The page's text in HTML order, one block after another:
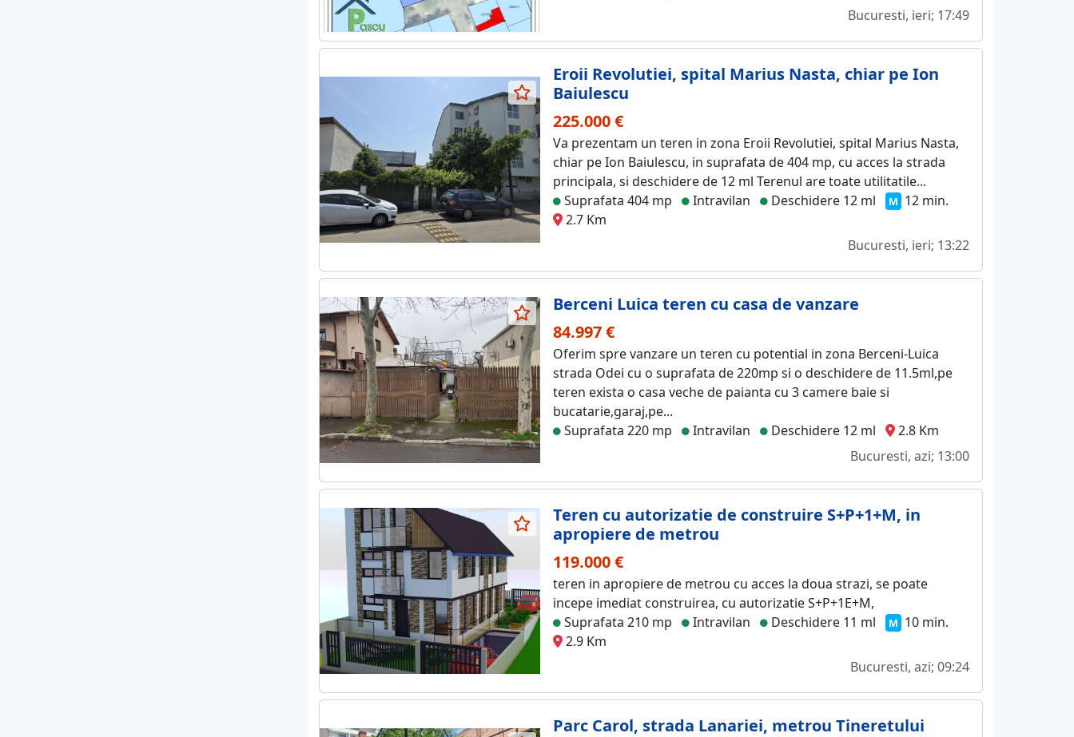
Bucuresti, ieri; 17:49
Eroii Revolutiei, spital Marius Nasta, chiar pe Ion
Baiulescu
225.000 €
Va prezentam un teren in zona Eroii Revolutiei, spital Marius Nasta,
chiar pe Ion Baiulescu, in suprafata de 404 mp, cu acces la strada
principala, si deschidere de 12 ml Terenul are toate utilitatile...
Suprafata 404 mp
Intravilan Deschidere 12 ml M 12 min.
2.7 Km
Bucuresti, ieri; 13:22
Berceni Luica teren cu casa de vanzare
84.997 €
Oferim spre vanzare un teren cu potential in zona Berceni-Luica
strada Odei cu o suprafata de 220mp si o deschidere de 11.5ml,pe
teren exista o casa veche de paianta cu 3 camere baie si
bucatarie,garaj,pe...
Suprafata 220 mp
Intravilan Deschidere 12 ml
2.8 Km
Bucuresti, azi; 13:00
Teren cu autorizatie de construire S+P+1+M, in
apropiere de metrou
119.000 €
teren in apropiere de metrou cu acces la doua strazi, se poate
incepe imediat construirea, cu autorizatie S+P+1E+M,
Suprafata 210 mp
Intravilan Deschidere 11 ml M 10 min.
2.9 Km
Bucuresti, azi; 09:24
Parc Carol, strada Lanariei, metrou Tineretului